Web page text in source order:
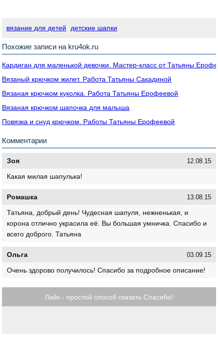
вязание для детей детские шапки
Похожие записи на kru4ok.ru
Кардиган для маленькой девочки. Мастер-класс от Татьяны
Вязаный крючком жилет. Работа Татьяны Сакадиной
Вязаная крючком куколка. Работа Татьяны Ерофеевой
Вязаная крючком шапочка для малыша
Повязка и снуд крючком. Работы Татьяны Ерофеевой
Комментарии
Зоя 12.08.15
Какая милая шапулька!
Ромашка 13.08.15
Татьяна, добрый день! Чудесная шапуля, нежненькая, и
корона отлично украсила её. Вы большая умничка. Спасибо и
всего доброго. Татьяна
Ольга 03.09.15
Очень здорово получилось! Спасибо за подробное описание!
Лайк - простой способ сказать Спасибо!